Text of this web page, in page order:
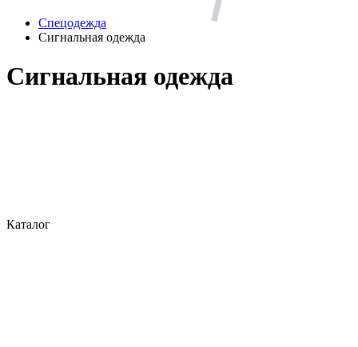
Спецодежда
Сигнальная одежда
Сигнальная одежда
Каталог